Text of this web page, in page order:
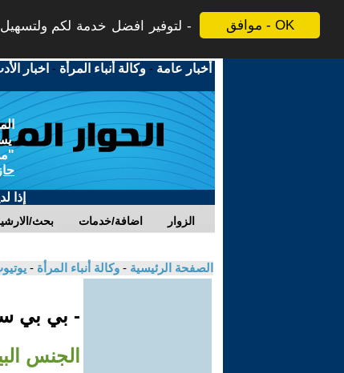
موافق - OK
لتوفير افضل خدمة لكم
أخبار عامة -وكالة أنباء المرأة - اخبار
إذا
بحث/ اضافة/خدمات الزوار
الصفحة الرئيسية - وكالة أنباء المرأة -
- بي بي
الجنس